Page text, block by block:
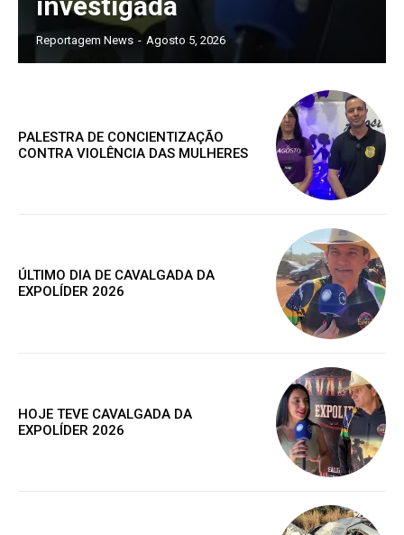
Acesso as notícias publicas
Premium
Acesso as notícias publicas
Reportagem News - Agosto 5, 2026
PALESTRA DE CONCIENTIZAÇÃO
CONTRA VIOLÊNCIA DAS MULHERES
ÚLTIMO DIA DE CAVALGADA DA
EXPOLÍDER 2026
HOJE TEVE CAVALGADA DA
EXPOLÍDER 2026